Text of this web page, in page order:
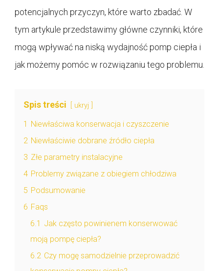
potencjalnych przyczyn, które warto zbadać. W
tym artykule przedstawimy główne czynniki, które
mogą wpływać na niską wydajność pomp ciepła i
jak możemy pomóc w rozwiązaniu tego problemu.
Spis treści ukryj
1 Niewłaściwa konserwacja i czyszczenie
2 Niewłaściwie dobrane źródło ciepła
3 Złe parametry instalacyjne
4 Problemy związane z obiegiem chłodziwa
5 Podsumowanie
6 Faqs
6.1 Jak często powinienem konserwować
moją pompę ciepła?
6.2 Czy mogę samodzielnie przeprowadzić